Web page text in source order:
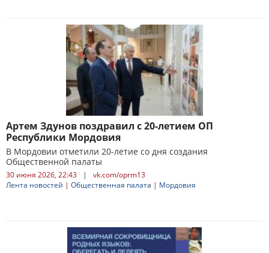
Артем Здунов поздравил с 20-летием ОП
Республики Мордовия
В Мордовии отметили 20-летие со дня создания
Общественной палаты
30 июня 2026, 22:43 |
vk.com/oprm13
Лента новостей | Общественная палата | Мордовия